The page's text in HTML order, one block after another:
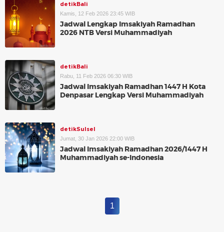
detikBali
Kamis, 12 Feb 2026 23:45 WIB
Jadwal Lengkap Imsakiyah Ramadhan
2026 NTB Versi Muhammadiyah
detikBali
Rabu, 11 Feb 2026 06:30 WIB
Jadwal Imsakiyah Ramadhan 1447 H Kota
Denpasar Lengkap Versi Muhammadiyah
detikSulsel
Jumat, 30 Jan 2026 22:00 WIB
Jadwal Imsakiyah Ramadhan 2026/1447 H
Muhammadiyah se-Indonesia
1